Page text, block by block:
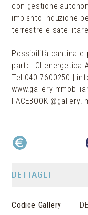
con gestione
impianto induzione
terrestre e
Possibilità cantina e
parte. Cl.energetica
Tel.040.7600250 |
FACEBOOK
DETTAGLI
Codice Gallery